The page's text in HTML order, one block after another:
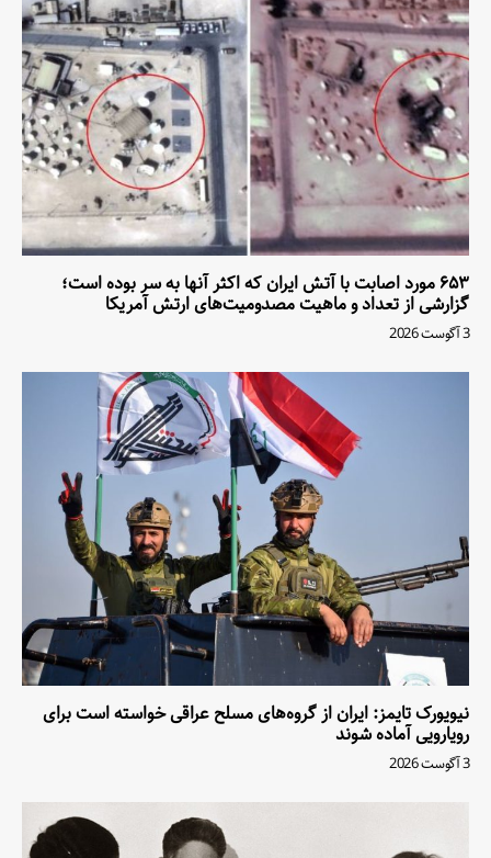
۶۵۳ مورد اصابت با آتش ایران که اکثر آنها به سر بوده است؛
گزارشی از تعداد و ماهیت مصدومیت‌های ارتش آمریکا
3 آگوست 2026
نیویورک تایمز: ایران از گروه‌های مسلح عراقی خواسته است برای
رویارویی آماده شوند
3 آگوست 2026